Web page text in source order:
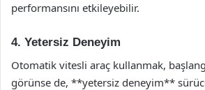
performansını etkileyebilir.
4. Yetersiz Deneyim
Otomatik vitesli araç kullanmak,
görünse de, **yetersiz deneyim**